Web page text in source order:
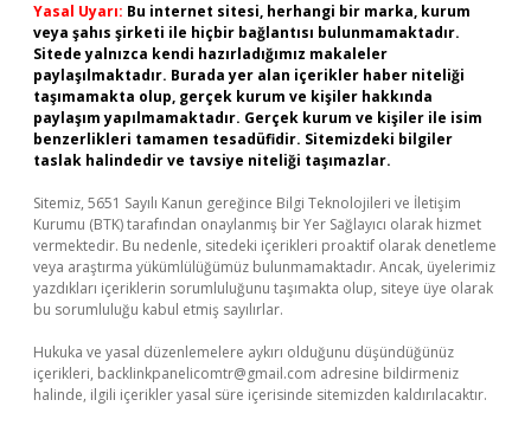
Yasal Uyarı: Bu internet sitesi, herhangi bir marka, kurum
veya şahıs şirketi ile hiçbir bağlantısı bulunmamaktadır.
Sitede yalnızca kendi hazırladığımız makaleler
paylaşılmaktadır. Burada yer alan içerikler haber niteliği
taşımamakta olup, gerçek kurum ve kişiler hakkında
paylaşım yapılmamaktadır. Gerçek kurum ve kişiler ile isim
benzerlikleri tamamen tesadüfidir. Sitemizdeki bilgiler
taslak halindedir ve tavsiye niteliği taşımazlar.
Sitemiz, 5651 Sayılı Kanun gereğince Bilgi Teknolojileri ve İletişim
Kurumu (BTK) tarafından onaylanmış bir Yer Sağlayıcı olarak hizmet
vermektedir. Bu nedenle, sitedeki içerikleri proaktif olarak denetleme
veya araştırma yükümlülüğümüz bulunmamaktadır. Ancak, üyelerimiz
yazdıkları içeriklerin sorumluluğunu taşımakta olup, siteye üye olarak
bu sorumluluğu kabul etmiş sayılırlar.
Hukuka ve yasal düzenlemelere aykırı olduğunu düşündüğünüz
içerikleri, backlinkpanelicomtr@gmail.com adresine bildirmeniz
halinde, ilgili içerikler yasal süre içerisinde sitemizden kaldırılacaktır.